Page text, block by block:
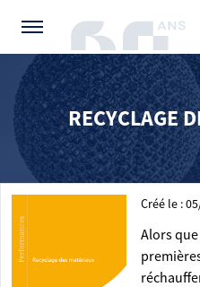
RECYCLAGE
Créé le :
Alors